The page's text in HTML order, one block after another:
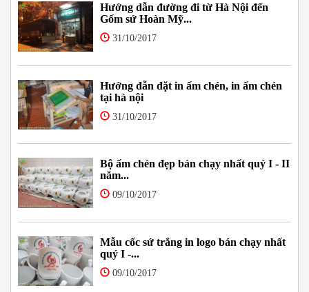
Hướng dẫn đường đi từ Hà Nội đến
Gốm sứ Hoàn Mỹ...
31/10/2017
Hướng đẫn đặt in ấm chén, in ấm chén
tại hà nội
31/10/2017
Bộ ấm chén đẹp bán chạy nhất quý I - II
năm...
09/10/2017
Mẫu cốc sứ trắng in logo bán chạy nhất
quý I -...
09/10/2017